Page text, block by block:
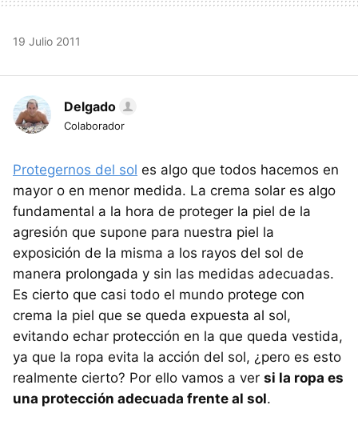
19 Julio 2011
Delgado
Colaborador
Protegernos del sol es algo que todos hacemos en
mayor o en menor medida. La crema solar es algo
fundamental a la hora de proteger la piel de la
agresión que supone para nuestra piel la
exposición de la misma a los rayos del sol de
manera prolongada y sin las medidas adecuadas.
Es cierto que casi todo el mundo protege con
crema la piel que se queda expuesta al sol,
evitando echar protección en la que queda vestida,
ya que la ropa evita la acción del sol, ¿pero es esto
realmente cierto? Por ello vamos a ver si la ropa es
una protección adecuada frente al sol.